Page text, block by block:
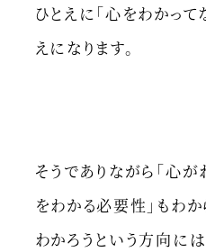
ひとえに「心をわかっ
えになります。
そうでありながら「心が
をわかる必要性」もわか
わかろうという方向には